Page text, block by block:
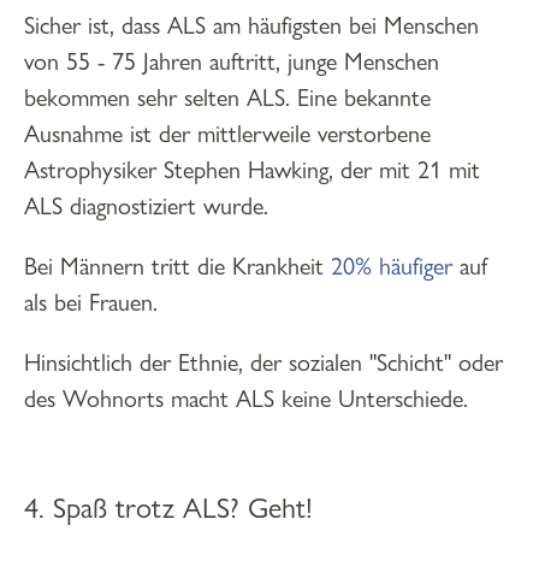
Sicher ist, dass ALS am häufigsten bei Menschen
von 55 - 75 Jahren auftritt, junge Menschen
bekommen sehr selten ALS. Eine bekannte
Ausnahme ist der mittlerweile verstorbene
Astrophysiker Stephen Hawking, der mit 21 mit
ALS diagnostiziert wurde.
Bei Männern tritt die Krankheit 20% häufigerauf
als bei Frauen.
Hinsichtlich der Ethnie, der sozialen "Schicht" oder
des Wohnorts macht ALS keine Unterschiede.
4. Spaß trotz ALS? Geht!